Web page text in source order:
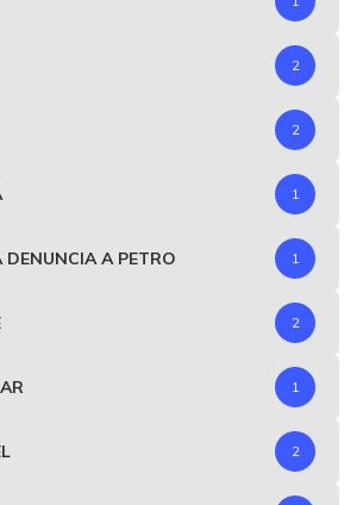
2
2
1
DENUNCIA A PETRO 1
2
1
2